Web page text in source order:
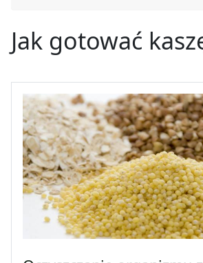
Jak gotować